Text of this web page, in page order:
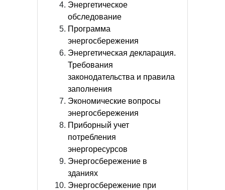
Энергетическое
обследование
Программа
энергосбережения
Энергетическая декларация.
Требования
законодательства и правила
заполнения
Экономические вопросы
энергосбережения
Приборный учет
потребления
энергоресурсов
Энергосбережение в
зданиях
Энергосбережение при